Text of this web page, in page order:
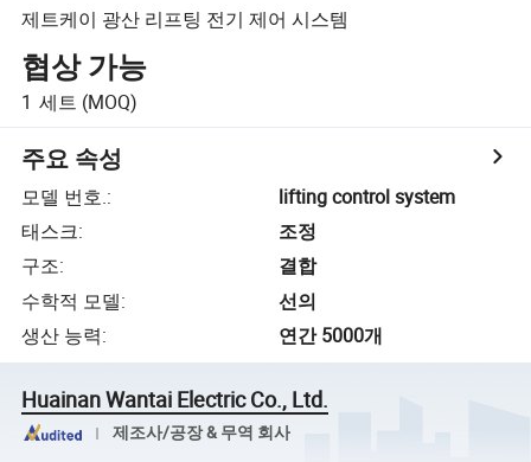
제트케이 광산 리프팅 전기 제어 시스템
협상 가능
1 세트 (MOQ)
주요 속성
모델 번호.:
lifting control system
태스크:
조정
구조:
결합
수학적 모델:
선의
생산 능력: 연간 5000개
Huainan Wantai Electric Co., Ltd.
제조사/공장 & 무역 회사